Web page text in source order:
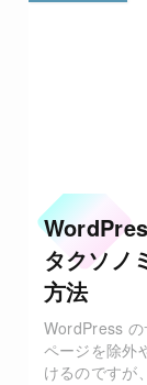
タクソノ
方法
WordPress
ページを除外
けるのですが